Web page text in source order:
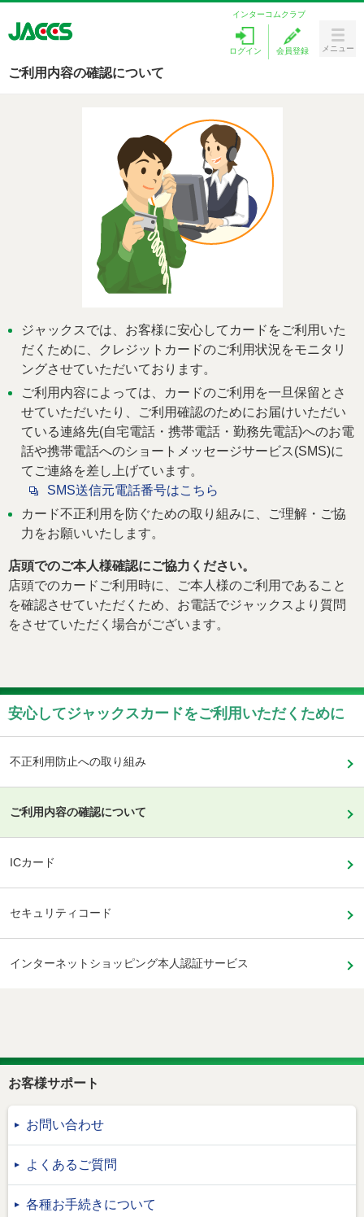
インターコムクラブ
ログイン 会員登録 メニュー
Menu
ご利用内容の確認について
ジャックスでは、お客様に安心してカードをご利用いた
だくために、クレジットカードのご利用状況をモニタリ
ングさせていただいております。
ご利用内容によっては、カードのご利用を一旦保留とさ
せていただいたり、ご利用確認のためにお届けいただい
ている連絡先(自宅電話・携帯電話・勤務先電話)へのお電
話や携帯電話へのショートメッセージサービス(SMS)に
てご連絡を差し上げています。
SMS送信元電話番号はこちら
カード不正利用を防ぐための取り組みに、ご理解・ご協
力をお願いいたします。
店頭でのご本人様確認にご協力ください。
店頭でのカードご利用時に、ご本人様のご利用であること
を確認させていただくため、お電話でジャックスより質問
をさせていただく場合がございます。
安心してジャックスカードをご利用いただくために
不正利用防止への取り組み
ご利用内容の確認について
ICカード
セキュリティコード
インターネットショッピング本人認証サービス
お客様サポート
お問い合わせ
よくあるご質問
各種お手続きについて